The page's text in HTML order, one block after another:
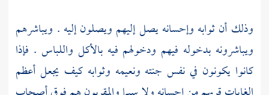
وذلك أن ثوابه وإحسانه يصل إليهم ويصلون إليه . ويباشرهم
ويباشرونه بدخوله فيهم ودخولهم فيه بالأكل واللباس . فإذا
كانوا يكونون في نفس جنته ونعيمه وثوابه كيف يجعل أعظم